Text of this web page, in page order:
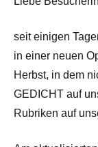
seit einigen
in einer neuen
Herbst, in dem
GEDICHT auf
Rubriken auf